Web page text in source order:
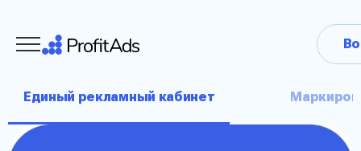
Единый рекламный кабинет